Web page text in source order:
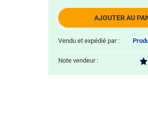
AJOUTER AU
Vendu et expédié par :
Note vendeur :